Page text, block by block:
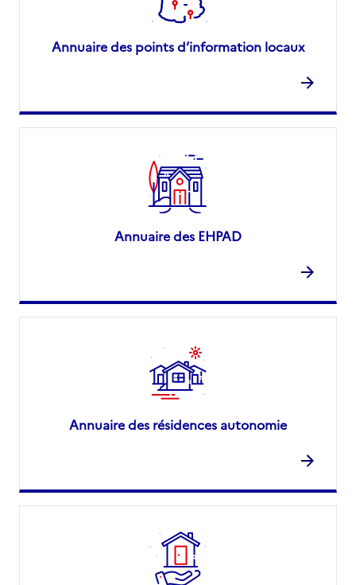
Annuaire des points d’information locaux
Annuaire des EHPAD
Annuaire des résidences autonomie